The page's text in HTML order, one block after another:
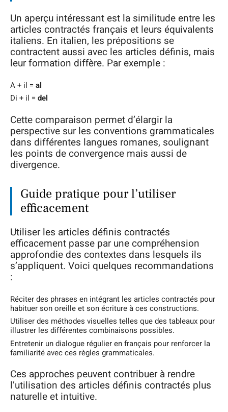
Un aperçu intéressant est la similitude entre les
articles contractés français et leurs équivalents
italiens. En italien, les prépositions se
contractent aussi avec les articles définis, mais
leur formation diffère. Par exemple :
A + il = al
Di + il = del
Cette comparaison permet d’élargir la
perspective sur les conventions grammaticales
dans différentes langues romanes, soulignant
les points de convergence mais aussi de
divergence.
Guide pratique pour l’utiliser
efficacement
Utiliser les articles définis contractés
efficacement passe par une compréhension
approfondie des contextes dans lesquels ils
s’appliquent. Voici quelques recommandations
:
Réciter des phrases en intégrant les articles contractés pour
habituer son oreille et son écriture à ces constructions.
Utiliser des méthodes visuelles telles que des tableaux pour
illustrer les différentes combinaisons possibles.
Entretenir un dialogue régulier en français pour renforcer la
familiarité avec ces règles grammaticales.
Ces approches peuvent contribuer à rendre
l’utilisation des articles définis contractés plus
naturelle et intuitive.